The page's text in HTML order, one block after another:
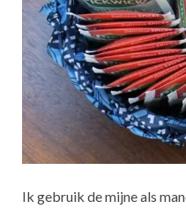
Ik gebruik de mijne als